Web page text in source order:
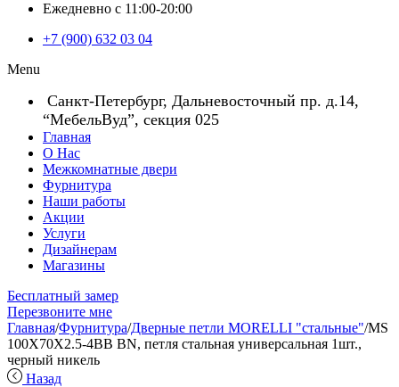
Ежедневно с 11:00-20:00
+7 (900) 632 03 04
Menu
Санкт-Петербург, Дальневосточный пр. д.14,
“МебельВуд”, секция 025
Главная
О Нас
Межкомнатные двери
Фурнитура
Наши работы
Акции
Услуги
Дизайнерам
Магазины
Бесплатный замер
Перезвоните мне
Главная/Фурнитура/Дверные петли MORELLI "стальные"/MS
100X70X2.5-4BB BN, петля стальная универсальная 1шт.,
черный никель
Назад